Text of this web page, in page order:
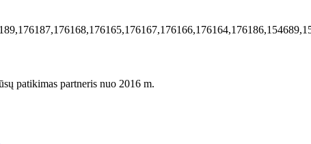
patikimas partneris nuo 2016 m.